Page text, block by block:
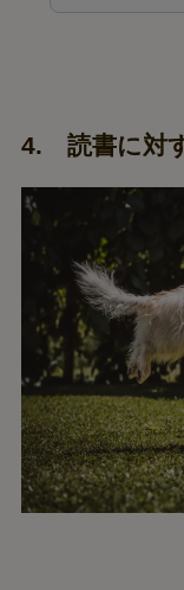
4. 読書に対